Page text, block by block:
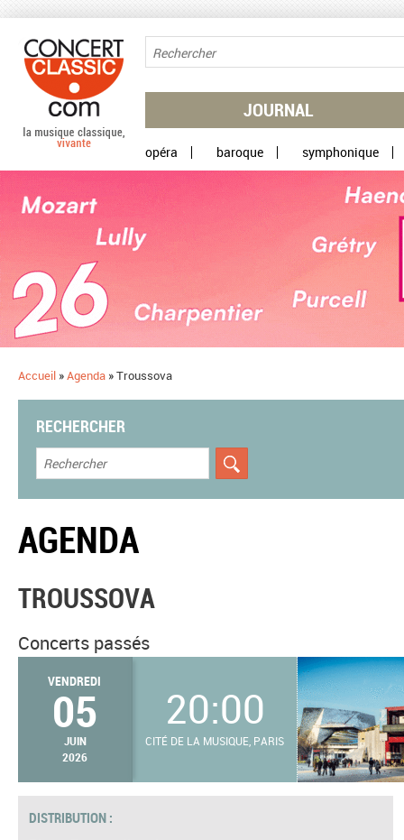
JOURNAL
opéra baroque symphonique
Accueil »Agenda »Troussova
RECHERCHER
AGENDA
TROUSSOVA
Concerts passés
VENDREDI
05
JUIN
2026
20:00
CITÉ DE LA MUSIQUE, PARIS
DISTRIBUTION :